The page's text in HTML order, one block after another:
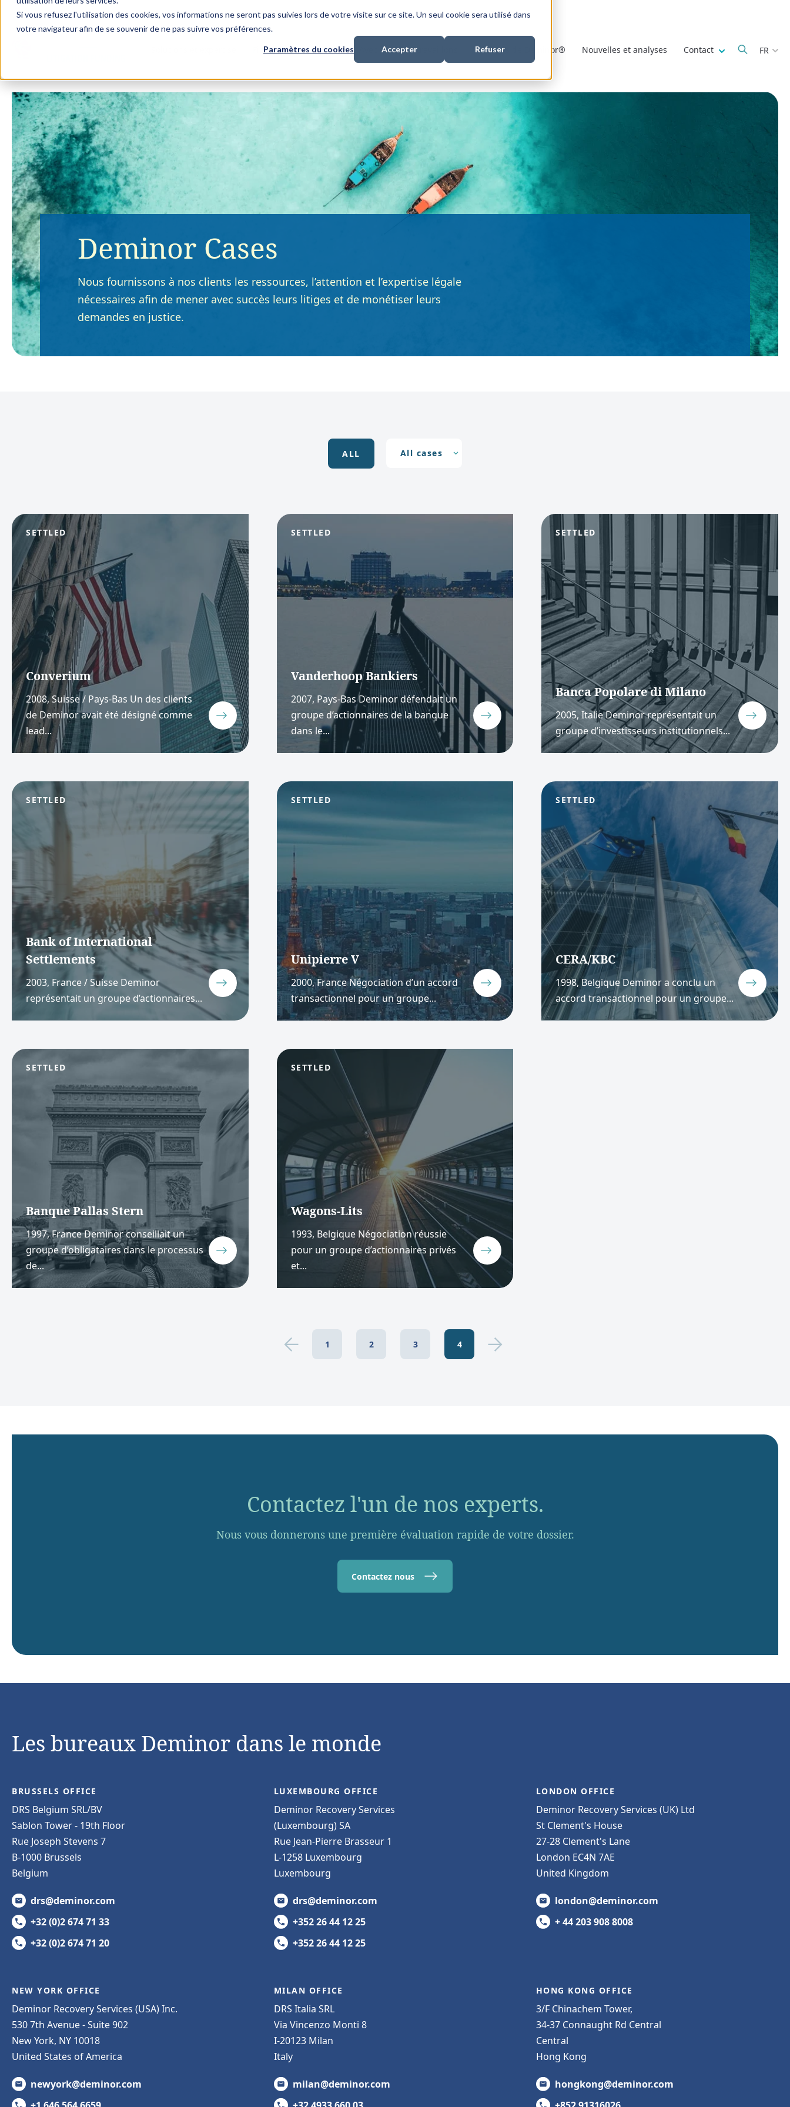
Si vous refusez l'utilisation des cookies, vos informations ne seront pas suivies lors de votre visite sur ce site. Un seul cookie sera utilisé dans
votre navigateur afin de se souvenir de ne pas suivre vos préférences.
Paramètres du cookies Accepter Refuser
Financement de litiges Avec qui nous travaillons A propos de Deminor® Nouvelles et analyses Contact Show submenu
FR
Deminor Cases
Nous fournissons à nos clients les ressources, l’attention et l’expertise légale
nécessaires afin de mener avec succès leurs litiges et de monétiser leurs
demandes en justice.
ALL
SETTLED
Converium
2008, Suisse / Pays-Bas Un des clients
de Deminor avait été désigné comme
lead...
SETTLED
Vanderhoop Bankiers
2007, Pays-Bas Deminor défendait un
groupe d’actionnaires de la banque
dans le...
SETTLED
Banca Popolare di Milano
2005, Italie Deminor représentait un
groupe d’investisseurs institutionnels...
SETTLED
Bank of International
Settlements
2003, France / Suisse Deminor
représentait un groupe d’actionnaires...
SETTLED
Unipierre V
2000, France Négociation d’un accord
transactionnel pour un groupe...
SETTLED
CERA/KBC
1998, Belgique Deminor a conclu un
accord transactionnel pour un groupe...
SETTLED
Banque Pallas Stern
1997, France Deminor conseillait un
groupe d’obligataires dans le processus
de...
SETTLED
Wagons-Lits
1993, Belgique Négociation réussie
pour un groupe d’actionnaires privés
et...
1 2 3 4
Contactez l'un de nos experts.
Nous vous donnerons une première évaluation rapide de votre dossier.
Contactez nous
Les bureaux Deminor dans le monde
BRUSSELS OFFICE
DRS Belgium SRL/BV
Sablon Tower - 19th Floor
Rue Joseph Stevens 7
B-1000 Brussels
Belgium
drs@deminor.com
+32 (0)2 674 71 33
+32 (0)2 674 71 20
LUXEMBOURG OFFICE
Deminor Recovery Services
(Luxembourg) SA
Rue Jean-Pierre Brasseur 1
L-1258 Luxembourg
Luxembourg
drs@deminor.com
+352 26 44 12 25
+352 26 44 12 25
LONDON OFFICE
Deminor Recovery Services (UK) Ltd
St Clement's House
27-28 Clement's Lane
London EC4N 7AE
United Kingdom
london@deminor.com
+ 44 203 908 8008
NEW YORK OFFICE
Deminor Recovery Services (USA) Inc.
530 7th Avenue - Suite 902
New York, NY 10018
United States of America
newyork@deminor.com
MILAN OFFICE
DRS Italia SRL
Via Vincenzo Monti 8
I-20123 Milan
Italy
milan@deminor.com
HONG KONG OFFICE
3/F Chinachem Tower,
34-37 Connaught Rd Central
Central
Hong Kong
hongkong@deminor.com